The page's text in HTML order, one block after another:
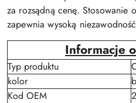
za rozsądną cenę. Stosowanie
zapewnia wysoką
Informacje
Typ produktu
kolor
Kod OEM